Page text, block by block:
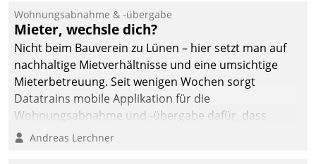
Ressort Kapitalanlage für
künftige Aufgaben und
Herausforderungen
gerüstet.
Wohnungsabnahme & -übergabe
Mieter, wechsle dich?
Nicht beim Bauverein zu Lünen – hier setzt man auf
nachhaltige Mietverhältnisse und eine umsichtige
Mieterbetreuung. Seit wenigen Wochen sorgt
Datatrains mobile Applikation für die
Wohnungsabnahme und -übergabe dafür, dass
Mieter wohlgeordnet kommen und, so es sein muss,
Andreas Lerchner